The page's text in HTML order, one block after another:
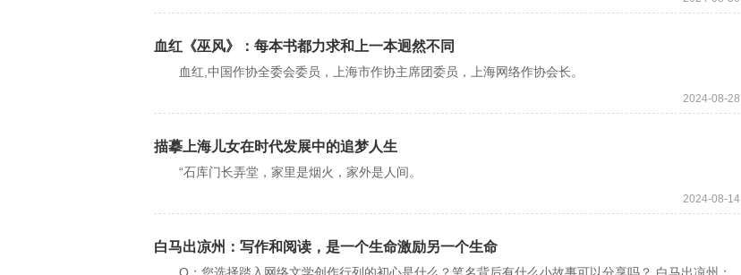
血红《巫风》：每本书都力求和上一本迥然不同
血红,中国作协全委会委员，上海市作协主席团委员，上海网络作协会长。
2024-08-28
描摹上海儿女在时代发展中的追梦人生
“石库门长弄堂，家里是烟火，家外是人间。
2024-08-14
白马出凉州：写作和阅读，是一个生命激励另一个生命